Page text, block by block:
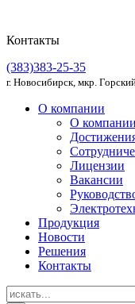
Контакты
(383)383-25-35
г. Новосибирск, мкр.
О компании
О компании
Лицензии
Вакансии
Продукция
Новости
Решения
Контакты